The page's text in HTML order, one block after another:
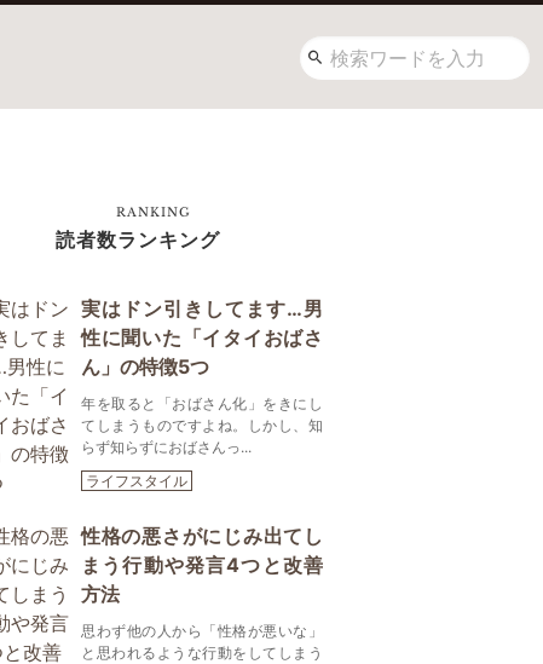
RANKING
読者数ランキング
実はドン引きしてます…男
性に聞いた「イタイおばさ
ん」の特徴5つ
年を取ると「おばさん化」をきにし
てしまうものですよね。しかし、知
らず知らずにおばさんっ...
ライフスタイル
性格の悪さがにじみ出てし
まう行動や発言4つと改善
方法
思わず他の人から「性格が悪いな」
と思われるような行動をしてしまう